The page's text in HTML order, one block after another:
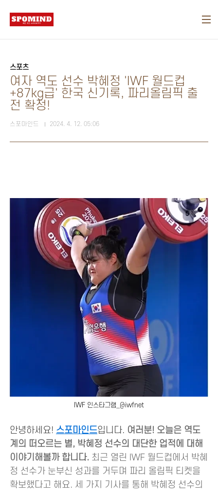
스포츠
여자 역도 선수 박혜정 'IWF 월드컵
+87kg급' 한국 신기록, 파리올림픽 출
전 확정!
스포마인드 2024. 4. 12. 05:06
IWF 인스타그램_@iwfnet
안녕하세요! 스포마인드입니다. 여러분! 오늘은 역도
계의 떠오르는 별, 박혜정 선수의 대단한 업적에 대해
이야기해볼까 합니다. 최근 열린 IWF 월드컵에서 박혜
정 선수가 눈부신 성과를 거두며 파리 올림픽 티켓을
확보했다고 해요. 세 가지 기사를 통해 박혜정 선수의